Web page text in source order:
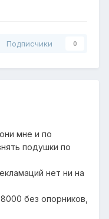
Подписчики 0
мне и по
подушки по
нет ни на
без опорников,